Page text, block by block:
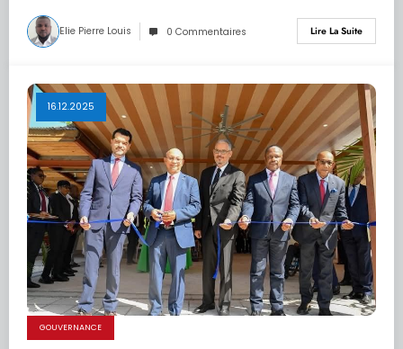
Elie Pierre Louis 0 Commentaires Lire La Suite
16.12.2025
GOUVERNANCE